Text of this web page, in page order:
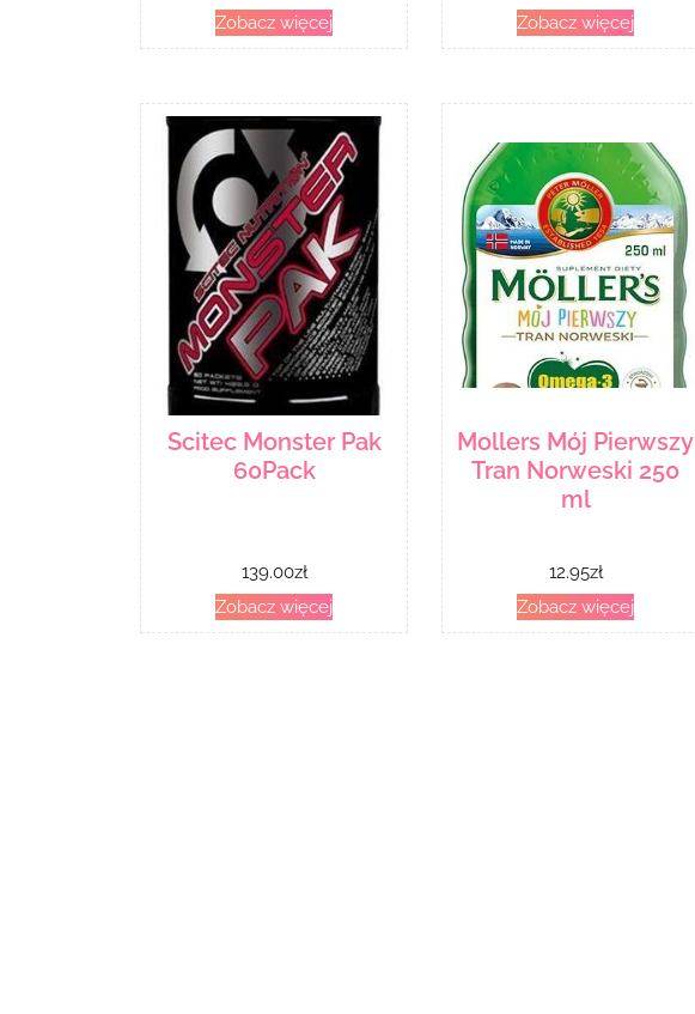
Zobacz więcej
Zobacz więcej
Scitec Monster Pak
60Pack
139.00zł
Zobacz więcej
Mollers Mój Pierwszy
Tran Norweski 250
ml
12.95zł
Zobacz więcej